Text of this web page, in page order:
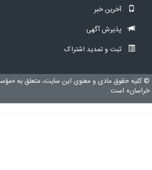
خبر
آگهی
و تمدید اشتراک
مادی و معنوی این سایت، متعلق به «مؤسسه
.